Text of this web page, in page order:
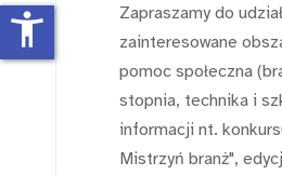
Zapraszamy do
zainteresowane
pomoc społeczna
stopnia, technika i
informacji nt.
Mistrzyń branż",
accessibility_new